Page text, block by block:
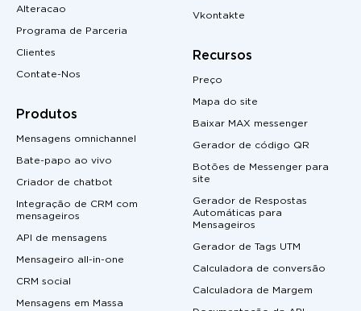
Alteracao
Programa de Parceria
Clientes
Contate-Nos
Produtos
Mensagens omnichannel
Bate-papo ao vivo
Criador de chatbot
Integração de CRM com
mensageiros
API de mensagens
Mensageiro all-in-one
CRM social
Mensagens em Massa
Vkontakte
Recursos
Preço
Mapa do site
Baixar MAX messenger
Gerador de código QR
Botões de Messenger para
site
Gerador de Respostas
Automáticas para
Mensageiros
Gerador de Tags UTM
Calculadora de conversão
Calculadora de Margem